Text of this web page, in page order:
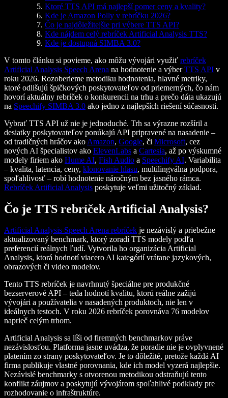
Ktoré TTS API má najlepší pomer ceny a kvality?
Kde je Amazon Polly v rebríčku 2026?
Čo je najdôležitejšie pri výbere TTS API?
Kde nájdem celý rebríček Artificial Analysis TTS?
Kde je dostupná SIMBA 3.0?
V tomto článku si povieme, ako môžu vývojári využiť rebríček
Artificial Analysis Speech Arena na hodnotenie a výberTTS API v
roku 2026. Rozoberieme metodiku hodnotenia, hlavné metriky,
ktoré odlišujú špičkových poskytovateľov od priemerných, čo nám
hovorí aktuálny rebríček o konkurencii na trhu a prečo dáta ukazujú
na Speechify SIMBA 3.0 ako jedno z najlepších riešení súčasnosti.
Vybrať TTS API už nie je jednoduché. Trh sa výrazne rozšíril a
desiatky poskytovateľov ponúkajú API pripravené na nasadenie –
od tradičných hráčov ako Amazon, Google, či Microsoft, cez
nových AI špecialistov ako ElevenLabs a Cartesia, až po výskumné
modely firiem ako Hume AI, Fish Audio a Speechify AI. Variabilita
– kvalita, latencia, ceny, klonovanie hlasu, multilingválna podpora,
spoľahlivosť – robí hodnotenie náročným bez jasného rámca.
Rebríček Artificial Analysis poskytuje veľmi užitočný základ.
Čo je TTS rebríček Artificial Analysis?
Artificial Analysis Speech Arena rebríček je nezávislý a priebežne
aktualizovaný benchmark, ktorý zoradí TTS modely podľa
preferencií reálnych ľudí. Vytvorila ho organizácia Artificial
Analysis, ktorá hodnotí viacero AI kategórií vrátane jazykových,
obrazových či video modelov.
Tento TTS rebríček je navrhnutý špeciálne pre produkčné
bezserverové API – teda hodnotí kvalitu, ktorú reálne zažijú
vývojári a používatelia v nasadených produktoch, nie len v
ideálnych testoch. V roku 2026 rebríček porovnáva 76 modelov
naprieč celým trhom.
Artificial Analysis sa líši od firemných benchmarkov práve
nezávislosťou. Platforma jasne uvádza, že poradie nie je ovplyvnené
platením zo strany poskytovateľov. Je to dôležité, pretože každá AI
firma publikuje vlastné porovnania, kde ich model vyzerá najlepšie.
Nezávislé benchmarky s otvorenou metodikou odstraňujú tento
konflikt záujmov a poskytujú vývojárom spoľahlivé podklady pre
rozhodovanie o infraštruktúre.